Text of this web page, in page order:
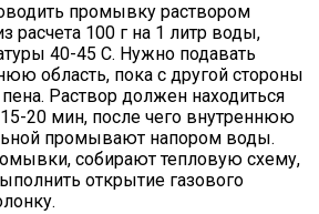
промывку раствором
расчета 100 г на 1 литр воды,
40-45 С. Нужно подавать
область, пока с другой стороны
Раствор должен находиться
20 мин, после чего внутреннюю
промывают напором воды.
собирают тепловую схему,
открытие газового